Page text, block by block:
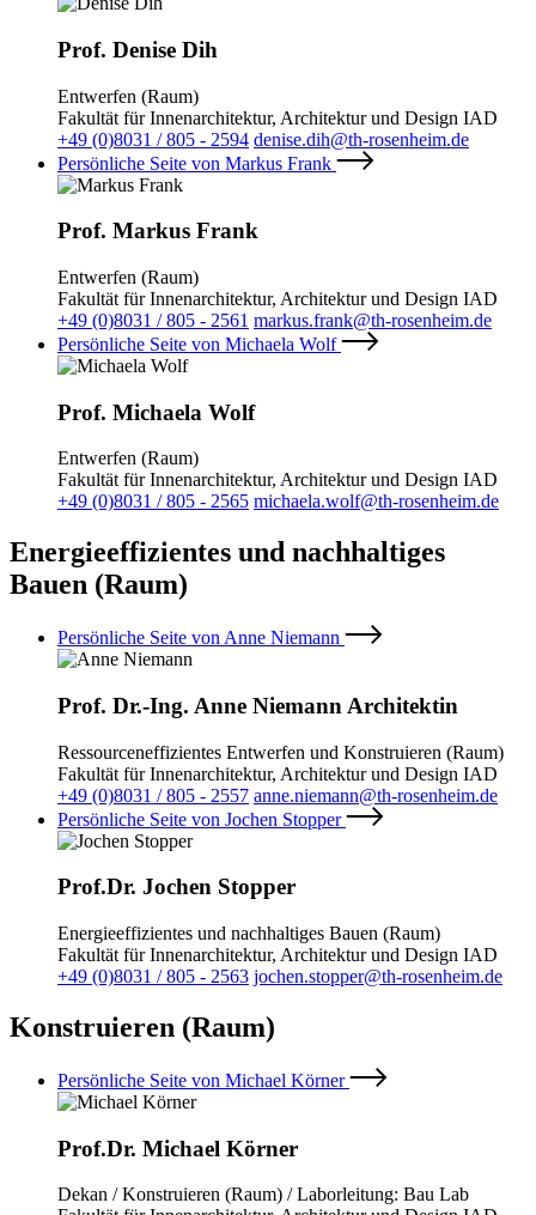
Prof. Denise Dih
Entwerfen (Raum)
Fakultät für Innenarchitektur, Architektur und Design IAD
+49 (0)8031 / 805 - 2594 denise.dih@th-rosenheim.de
Persönliche Seite von Markus Frank
Prof. Markus Frank
Entwerfen (Raum)
Fakultät für Innenarchitektur, Architektur und Design IAD
+49 (0)8031 / 805 - 2561 markus.frank@th-rosenheim.de
Persönliche Seite von Michaela Wolf
Prof. Michaela Wolf
Entwerfen (Raum)
Fakultät für Innenarchitektur, Architektur und Design IAD
+49 (0)8031 / 805 - 2565 michaela.wolf@th-rosenheim.de
Energieeffizientes und nachhaltiges
Bauen (Raum)
Persönliche Seite von Anne Niemann
Prof. Dr.-Ing. Anne Niemann Architektin
Ressourceneffizientes Entwerfen und Konstruieren (Raum)
Fakultät für Innenarchitektur, Architektur und Design IAD
+49 (0)8031 / 805 - 2557 anne.niemann@th-rosenheim.de
Persönliche Seite von Jochen Stopper
Prof.Dr. Jochen Stopper
Energieeffizientes und nachhaltiges Bauen (Raum)
Fakultät für Innenarchitektur, Architektur und Design IAD
+49 (0)8031 / 805 - 2563 jochen.stopper@th-rosenheim.de
Konstruieren (Raum)
Persönliche Seite von Michael Körner
Prof.Dr. Michael Körner
Dekan / Konstruieren (Raum) / Laborleitung: Bau Lab